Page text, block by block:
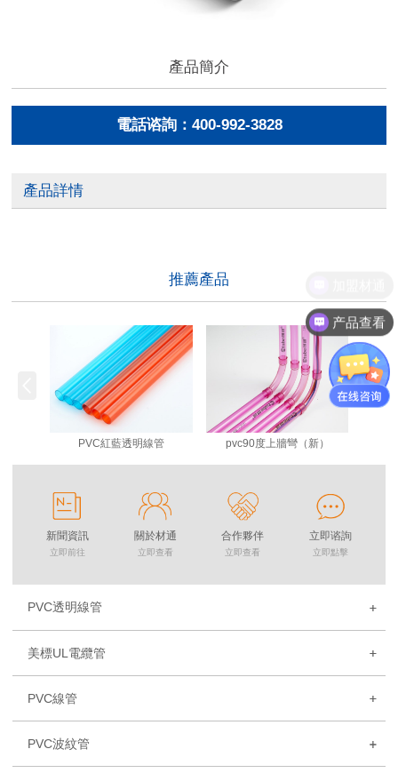
產品簡介
電話谘詢：400-992-3828
產品詳情
推薦產品
PVC紅藍透明線管 pvc90度上牆彎（新）
新聞資訊
立即前往
關於材通
立即查看
合作夥伴
立即查看
立即谘詢
立即點擊
PVC透明線管
美標UL電纜管
PVC線管
PVC波紋管
产品查看